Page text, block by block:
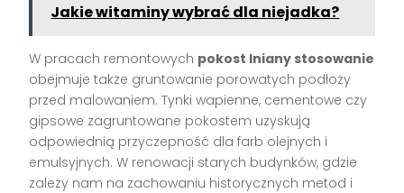
Jakie witaminy wybrać dla niejadka?
W pracach remontowych pokost lniany stosowanie
obejmuje także gruntowanie porowatych podłoży
przed malowaniem. Tynki wapienne, cementowe czy
gipsowe zagruntowane pokostem uzyskują
odpowiednią przyczepność dla farb olejnych i
emulsyjnych. W renowacji starych budynków, gdzie
zależy nam na zachowaniu historycznych metod i